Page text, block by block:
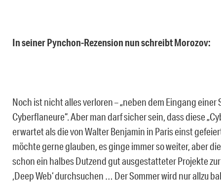
In seiner Pynchon-Rezension nun schreibt Morozov:
Noch ist nicht alles verloren – „neben dem Eingang
Cyberflaneure“. Aber man darf sicher sein, dass diese
erwartet als die von Walter Benjamin in Paris einst
möchte gerne glauben, es ginge immer so weiter, aber
schon ein halbes Dutzend gut ausgestatteter Projekte
,Deep Web‘ durchsuchen … Der Sommer wird nur allzu